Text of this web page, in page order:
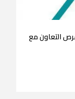
التعاون مع